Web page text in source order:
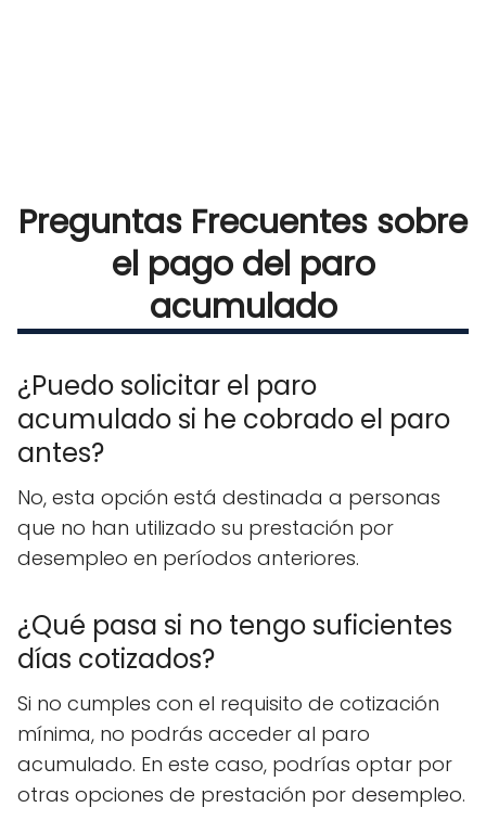
Preguntas Frecuentes sobre
el pago del paro
acumulado
¿Puedo solicitar el paro
acumulado si he cobrado el paro
antes?
No, esta opción está destinada a personas
que no han utilizado su prestación por
desempleo en períodos anteriores.
¿Qué pasa si no tengo suficientes
días cotizados?
Si no cumples con el requisito de cotización
mínima, no podrás acceder al paro
acumulado. En este caso, podrías optar por
otras opciones de prestación por desempleo.